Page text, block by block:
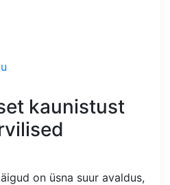
kaunistust
on üsna suur avaldus,